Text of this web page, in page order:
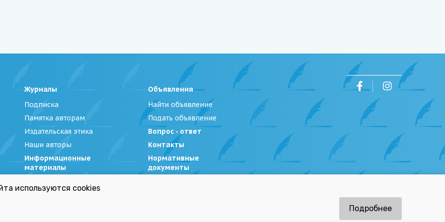
Журналы
Подписка
Памятка авторам
Издательская этика
Наши авторы
Информационные
материалы
Объявления
Найти объявление
Подать объявление
Вопрос - ответ
Контакты
Нормативные
документы
|Политика обработки персональных данных
используются cookies
Подробнее